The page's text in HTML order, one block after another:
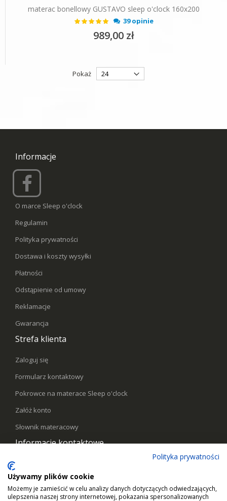
materac bonellowy GUSTAVO sleep o'clock 160x200
Ocena:
99%
39 opinie
989,00 zł
Pokaż
Informacje
O marce Sleep o'clock
Regulamin
Polityka prywatności
Dostawa i koszty wysyłki
Płatności
Odstąpienie od umowy
Reklamacje
Gwarancja
Strefa klienta
Zaloguj się
Formularz kontaktowy
Pokrowce na materace Sleep o'clock
Załóż konto
Słownik materacowy
Informacje kontaktowe
Email:kontakt@sleepoclock.pl
Godziny pracy:Pn - Pt / 10:00 - 17:00
Polityka prywatności
Używamy plików cookie
Możemy je zamieścić w celu analizy danych dotyczących odwiedzających,
ulepszenia naszej strony internetowej, pokazania spersonalizowanych